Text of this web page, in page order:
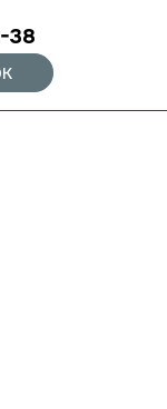
38